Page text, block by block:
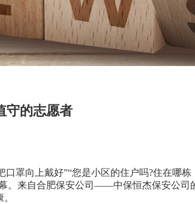
守的志愿者
罩向上戴好”“您是小区的住户吗?住在哪栋
。来自合肥保安公司——中保恒杰保安公司